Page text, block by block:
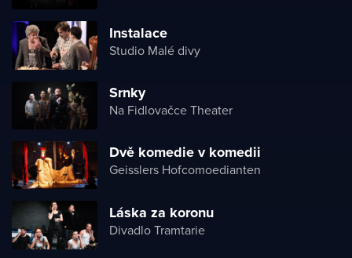
Instalace
Studio Malé divy
Srnky
Na Fidlovačce Theater
Dvě komedie v komedii
Geisslers Hofcomoedianten
Láska za koronu
Divadlo Tramtarie